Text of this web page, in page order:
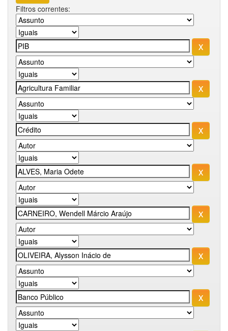
Filtros correntes: